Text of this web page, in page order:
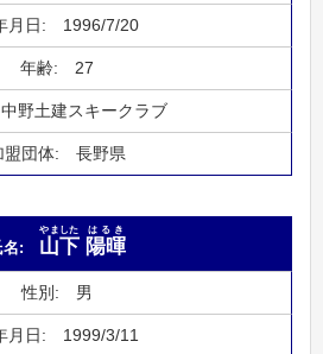
1996/7/20
27
中野土建スキークラブ
長野県
山下
やました
陽暉
はるき
男
1999/3/11